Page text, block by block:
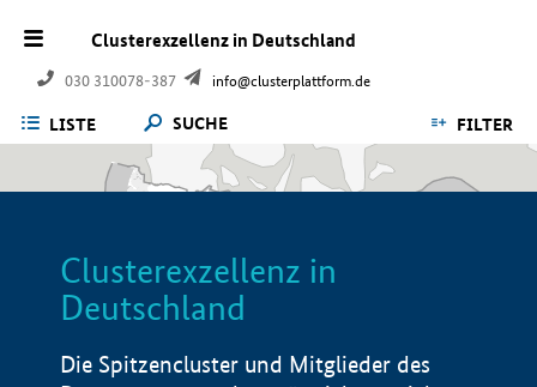
Clusterexzellenz in Deutschland
030 310078-387 info@clusterplattform.de
LISTE SUCHE FILTER
Clusterexzellenz in
Deutschland
Die Spitzencluster und Mitglieder des